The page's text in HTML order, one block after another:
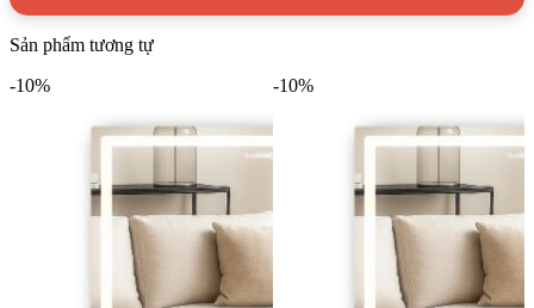
phòng tắm, mang lại cảm giác rộng rãi và thoáng đãng hơn so với
Phòng Tắm/Gương Phòng Tắm GLS
Thương hiệu:GƯƠNG GLS
Sản phẩm tương tự
-10%
-10%